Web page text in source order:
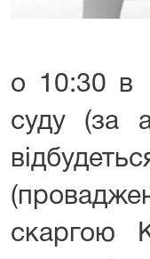
о 10:30 в
суду (за
скаргою